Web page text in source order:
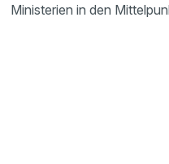
Ministerien in den